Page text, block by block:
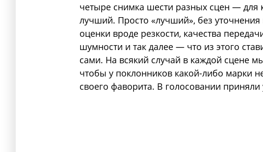
четыре снимка шести разных сцен —
лучший. Просто «лучший», без уточнения
оценки вроде резкости, качества
шумности и так далее — что из этого
сами. На всякий случай в каждой сцене
чтобы у поклонников какой-либо марки
своего фаворита. В голосовании